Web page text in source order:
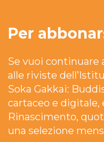
Per
Se vuoi continuare
alle riviste
Soka Gakkai:
cartaceo e digitale,
Rinascimento,
una selezione